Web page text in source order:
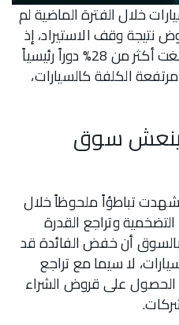
خلال الفترة الماضية لم
وقف الاستيراد، إذ
تلعب الفائدة المرتفعة التي بلغت أكثر من 28% دوراً رئيسياً
الكلفة كالسيارات،
ينعش سوق
شهدت تباطؤاً ملحوظاً خلال
وتراجع القدرة
بالسوق أن خفض الفائدة قد
لا سيما مع تراجع
الحصول على قروض الشراء